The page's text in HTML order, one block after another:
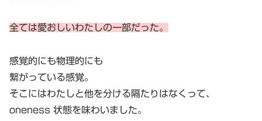
全ては愛おしいわたしの一部だった。
感覚的にも物理的にも
繋がっている感覚。
そこにはわたしと他を分ける隔たりはなくって、
oneness 状態を味わいました。